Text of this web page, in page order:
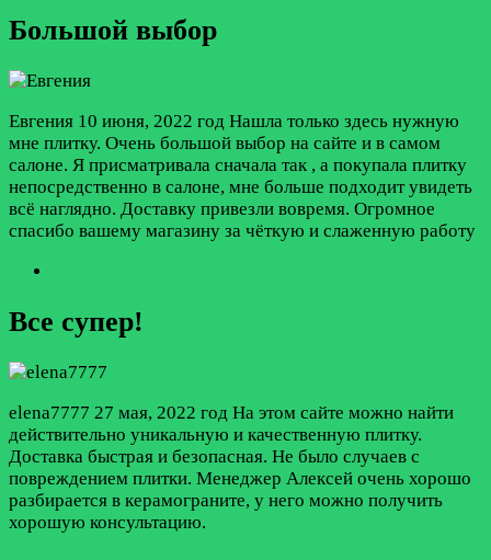
Большой выбор
Евгения 10 июня, 2022 год Нашла только здесь нужную
мне плитку. Очень большой выбор на сайте и в самом
салоне. Я присматривала сначала так , а покупала плитку
непосредственно в салоне, мне больше подходит увидеть
всё наглядно. Доставку привезли вовремя. Огромное
спасибо вашему магазину за чёткую и слаженную работу
Все супер!
elena7777 27 мая, 2022 год На этом сайте можно найти
действительно уникальную и качественную плитку.
Доставка быстрая и безопасная. Не было случаев с
повреждением плитки. Менеджер Алексей очень хорошо
разбирается в керамограните, у него можно получить
хорошую консультацию.